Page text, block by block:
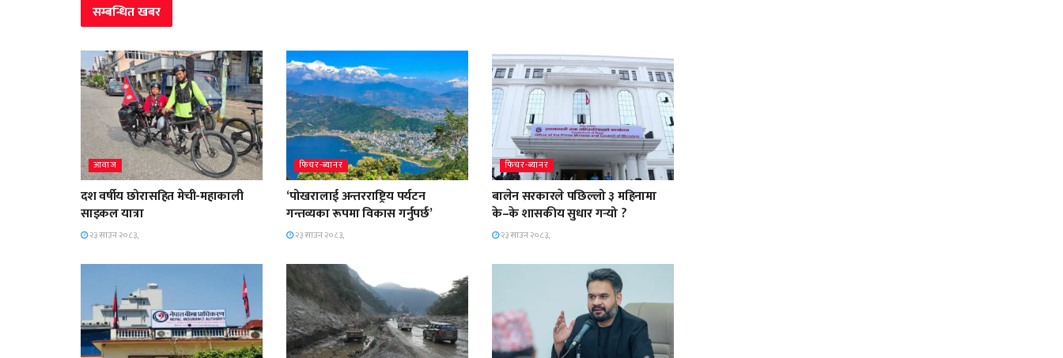
सम्बन्धितखबर
आवाज
दश वर्षीय छोरासहित मेची-महाकाली
साइकल यात्रा
२३ साउन २०८३,
फिचर-ब्यानर
‘पोखरालाई अन्तरराष्ट्रिय पर्यटन
गन्तव्यका रूपमा विकास गर्नुपर्छ’
२३ साउन २०८३,
फिचर-ब्यानर
बालेन सरकारले पछिल्लो ३ महिनामा
के–के शासकीय सुधार गर्‍यो ?
२३ साउन २०८३,